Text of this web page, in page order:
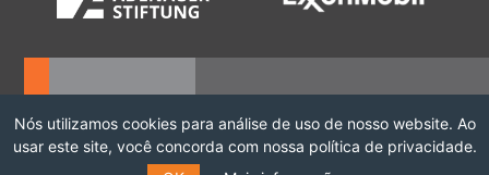
Nós utilizamos cookies para análise de uso de nosso website. Ao
usar este site, você concorda com nossa política de privacidade.